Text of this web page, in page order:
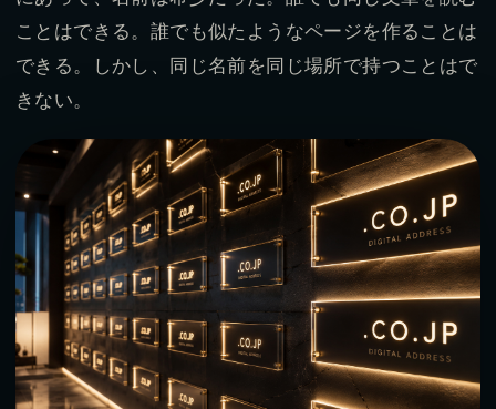
ことはできる。誰でも似たようなページを作ることは
できる。しかし、同じ名前を同じ場所で持つことはで
きない。